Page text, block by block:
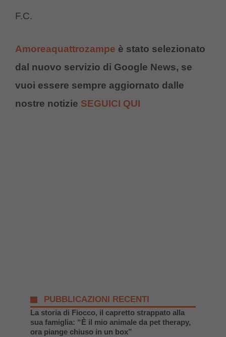
F.C.
Amoreaquattrozampe è stato selezionato
dal nuovo servizio di Google News, se
vuoi essere sempre aggiornato dalle
nostre notizie SEGUICI QUI
PUBBLICAZIONI RECENTI
La storia di Fiocco, il capretto strappato alla
sua famiglia: “È il mio animale da pet therapy,
ora piange chiuso in un box”